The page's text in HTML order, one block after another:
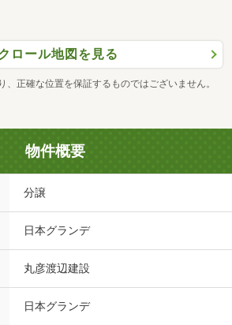
ロール地図を見る
、正確な位置を保証するものではございません。
物件概要
分譲
日本グランデ
丸彦渡辺建設
日本グランデ